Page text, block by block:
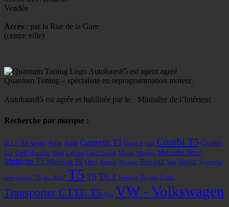
Vendée
Accès : par la Rue de la Gare
(centre ville)
Autohaus85 est agent agréé
Quantum Tuning – spécialiste en reprogrammation moteur.
Autohaus85 est agrée et habilitée par le Ministère de l’Intérieur.
Recherche par marque :
323 F A4 Avant Astra Audi Caravelle T5 Classe A Clio Combi T5 Crafter
Fox Golf Hyundai Ibiza Laguna Land Cruiser Mazda Megane Mercedes Benz
Multivan T5 Multivan T6 Opel Partner Peugeot Renault Seat SMART Sportsvan
série spécial "70 ans Bulli" T5 T6 T6.1 Terracan Toyota Traffic
Transporter CTTE T5 Vito VW - Volkswagen